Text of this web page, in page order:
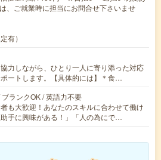
、ご就業時に担当にお問合せ下さいませ
有）
力しながら、ひとり一人に寄り添った対応
ートします。【具体的には】＊食…
ランクOK / 英語力不要
も大歓迎！あなたのスキルに合わせて働け
手に興味がある！」「人の為にで…